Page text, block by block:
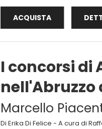
ACQUISTA
I concorsi
nell'Abruzzo
Marcello
Di Erika Di Felice - A cura di